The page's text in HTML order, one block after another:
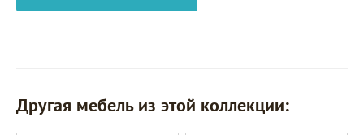
Другая мебель из этой коллекции: